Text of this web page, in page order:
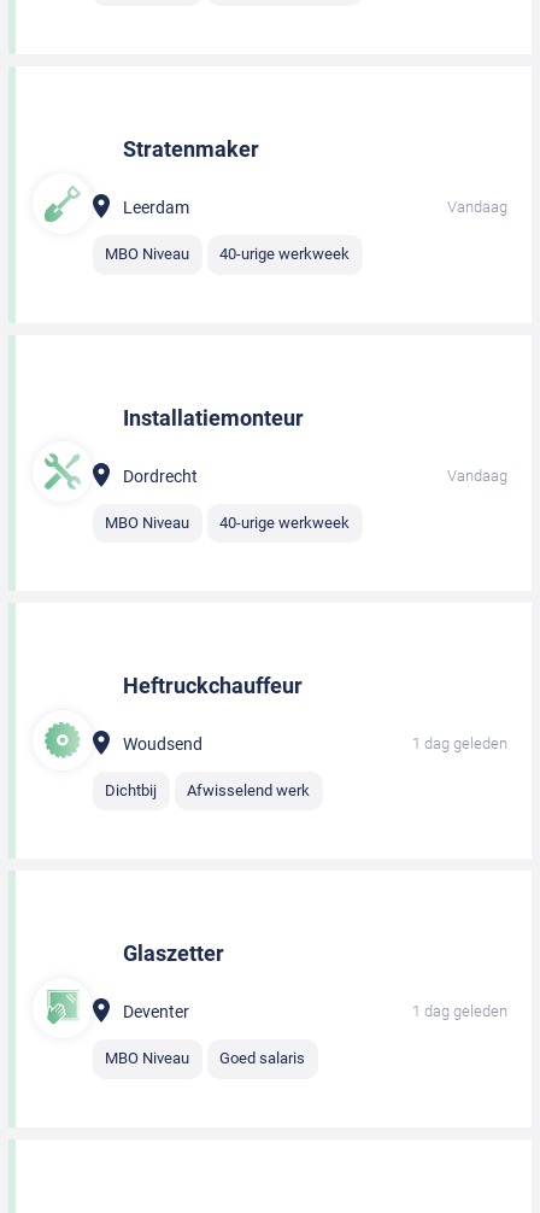
Stratenmaker
Leerdam Vandaag
MBO Niveau 40-urige werkweek
Installatiemonteur
Dordrecht Vandaag
MBO Niveau 40-urige werkweek
Heftruckchauffeur
Woudsend 1 dag geleden
Dichtbij Afwisselend werk
Glaszetter
Deventer 1 dag geleden
MBO Niveau Goed salaris